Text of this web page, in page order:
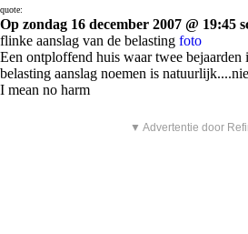
quote:
Op zondag 16 december 2007 @ 19:45
flinke aanslag van de belasting foto
Een ontploffend huis waar twee
belasting aanslag noemen is
I mean no harm
▼ Advertentie door